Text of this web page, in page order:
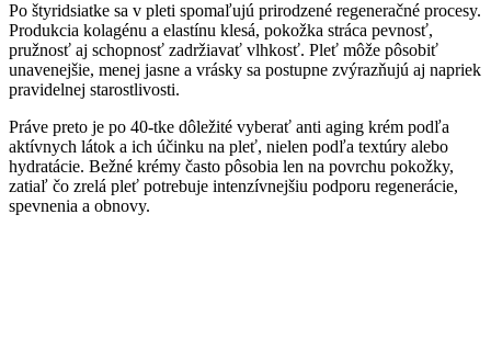
Po štyridsiatke sa v pleti spomaľujú prirodzené regeneračné procesy.
Produkcia kolagénu a elastínu klesá, pokožka stráca pevnosť,
pružnosť aj schopnosť zadržiavať vlhkosť. Pleť môže pôsobiť
unavenejšie, menej jasne a vrásky sa postupne zvýrazňujú aj napriek
pravidelnej starostlivosti.
Práve preto je po 40-tke dôležité vyberať anti aging krém podľa
aktívnych látok a ich účinku na pleť, nielen podľa textúry alebo
hydratácie. Bežné krémy často pôsobia len na povrchu pokožky,
zatiaľ čo zrelá pleť potrebuje intenzívnejšiu podporu regenerácie,
spevnenia a obnovy.